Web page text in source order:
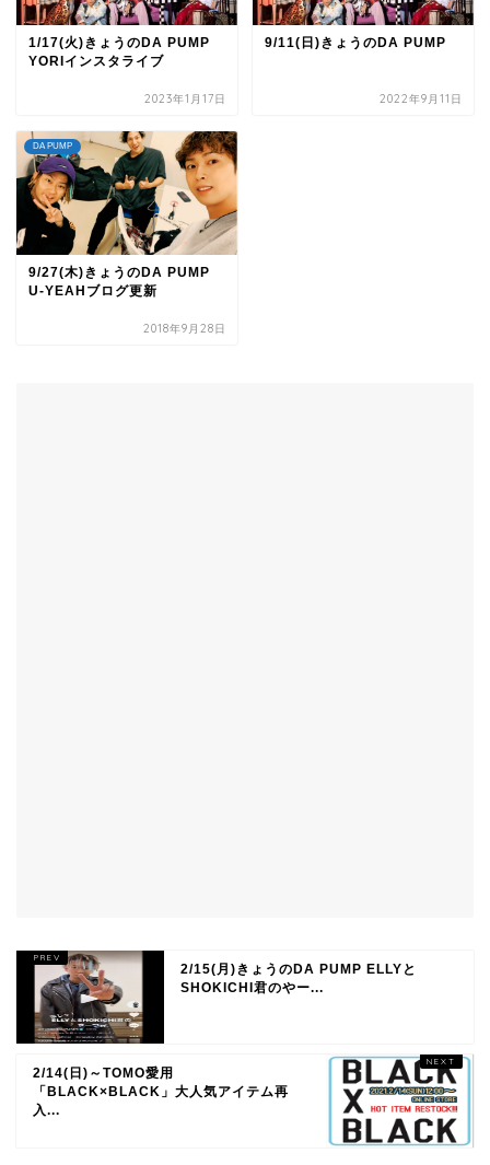
1/17(火)きょうのDA PUMP
YORIインスタライブ
2023年1月17日
9/11(日)きょうのDA PUMP
2022年9月11日
DA PUMP
9/27(木)きょうのDA PUMP
U-YEAHブログ更新
2018年9月28日
2/15(月)きょうのDA PUMP ELLYと
SHOKICHI君のやー...
2/14(日)～TOMO愛用
「BLACK×BLACK」大人気アイテム再
入...